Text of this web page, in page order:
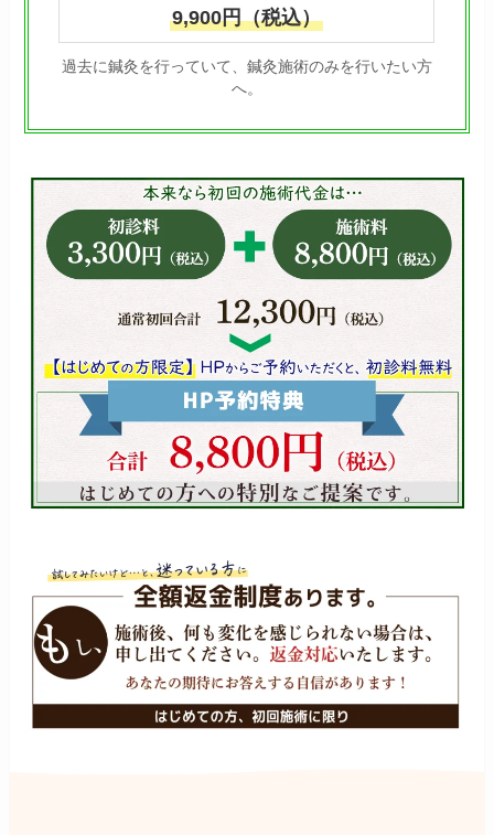
9,900円（税込）
過去に鍼灸を行っていて、鍼灸施術のみを行いたい方
へ。